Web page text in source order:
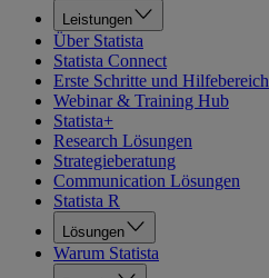
Leistungen
Über Statista
Statista Connect
Erste Schritte und Hilfebereich
Webinar & Training Hub
Statista+
Research Lösungen
Strategieberatung
Communication Lösungen
Statista R
Lösungen
Warum Statista